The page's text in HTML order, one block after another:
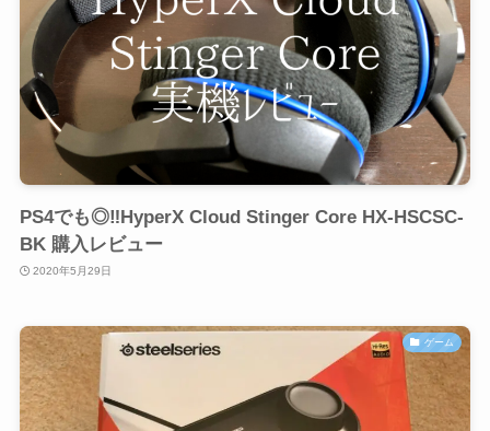
PS4でも◎‼HyperX Cloud Stinger Core HX-HSCSC-
BK 購入レビュー
2020年5月29日
ゲーム